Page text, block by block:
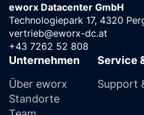
eworx Datacenter GmbH
Technologiepark 17, 4320
vertrieb@eworx-dc.at
+43 7262 52 808
Unternehmen
Über eworx
Standorte
Service
Support